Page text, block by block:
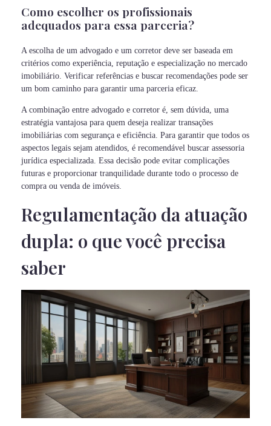
Como escolher os profissionais
adequados para essa parceria?
A escolha de um advogado e um corretor deve ser baseada em
critérios como experiência, reputação e especialização no mercado
imobiliário. Verificar referências e buscar recomendações pode ser
um bom caminho para garantir uma parceria eficaz.
A combinação entre advogado e corretor é, sem dúvida, uma
estratégia vantajosa para quem deseja realizar transações
imobiliárias com segurança e eficiência. Para garantir que todos os
aspectos legais sejam atendidos, é recomendável buscar assessoria
jurídica especializada. Essa decisão pode evitar complicações
futuras e proporcionar tranquilidade durante todo o processo de
compra ou venda de imóveis.
Regulamentação da atuação
dupla: o que você precisa
saber